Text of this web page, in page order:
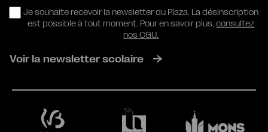
RGPD
Je souhaite recevoir la newsletter du Plaza. La désinscription
est possible à tout moment. Pour en savoir plus,consultez
nos CGU.
Voir la newsletter scolaire